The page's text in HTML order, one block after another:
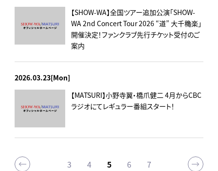
【SHOW-WA】全国ツアー追加公演「SHOW-
WA 2nd Concert Tour 2026 “道” 大千穐楽」
開催決定！ファンクラブ先行チケット受付のご
案内
2026.03.23[Mon]
【MATSURI】小野寺翼・橋爪健二 4月からCBC
ラジオにてレギュラー番組スタート！
3 4 5 6 7